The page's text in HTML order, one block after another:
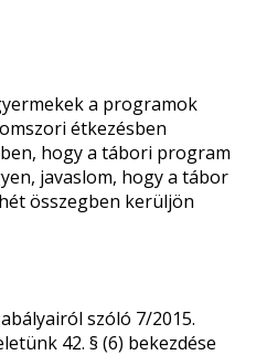
a programok
étkezésben
hogy a tábori program
javaslom, hogy a tábor
összegben kerüljön
szóló 7/2015.
42. § (6) bekezdése